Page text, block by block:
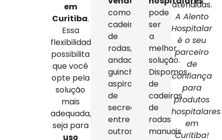
em
Curitiba.
Essa
flexibilidade
possibilita
que você
opte pela
solução
mais
adequada,
seja para
uso
como
cadeiras
de
rodas,
andadores,
guinchos,
aspiradores
de
secreção,
entre
outros.
pode
ser
a
melhor
solução.
Dispomos
de
cadeiras
de
rodas
manuais
atendidas.
A Alento
Hospitalar
é o seu
parceiro
de
confiança
para
produtos
hospitalares
em
Curitiba!